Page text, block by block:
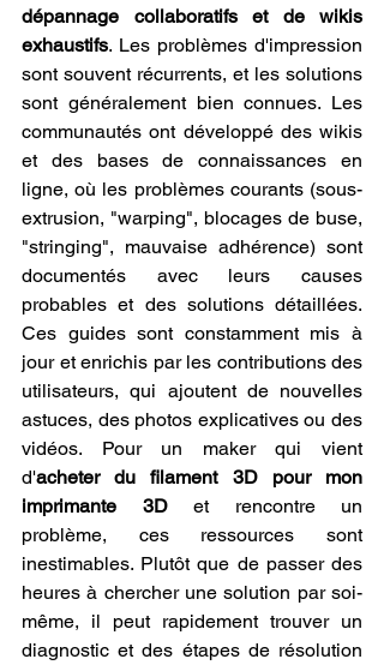
dépannage collaboratifs et de wikis
exhaustifs. Les problèmes d'impression
sont souvent récurrents, et les solutions
sont généralement bien connues. Les
communautés ont développé des wikis
et des bases de connaissances en
ligne, où les problèmes courants (sous-
extrusion, "warping", blocages de buse,
"stringing", mauvaise adhérence) sont
documentés avec leurs causes
probables et des solutions détaillées.
Ces guides sont constamment mis à
jour et enrichis par les contributions des
utilisateurs, qui ajoutent de nouvelles
astuces, des photos explicatives ou des
vidéos. Pour un maker qui vient
d'acheter du filament 3D pour mon
imprimante 3D et rencontre un
problème, ces ressources sont
inestimables. Plutôt que de passer des
heures à chercher une solution par soi-
même, il peut rapidement trouver un
diagnostic et des étapes de résolution